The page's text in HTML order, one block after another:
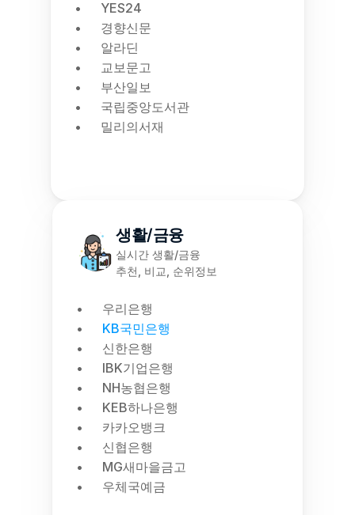
YES24
경향신문
알라딘
교보문고
부산일보
국립중앙도서관
밀리의서재
생활/금융
실시간 생활/금융
추천, 비교, 순위정보
우리은행
KB국민은행
신한은행
IBK기업은행
NH농협은행
KEB하나은행
카카오뱅크
신협은행
MG새마을금고
우체국예금